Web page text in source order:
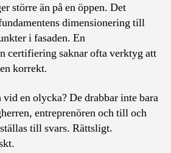
större än på en öppen. Det
dimensionering till
i fasaden. En
certifiering saknar ofta verktyg att
korrekt.
vid en olycka? De drabbar inte bara
entreprenören och till och
till svars. Rättsligt.